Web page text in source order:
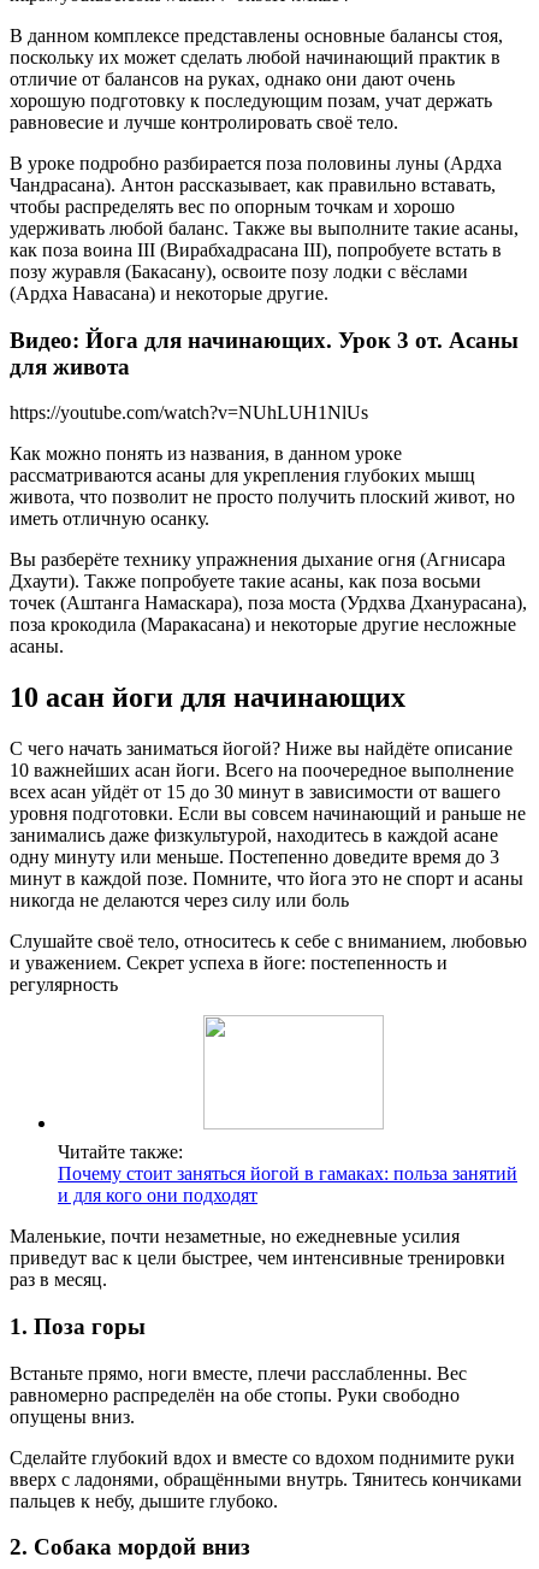
В данном комплексе представлены основные балансы стоя,
поскольку их может сделать любой начинающий практик в
отличие от балансов на руках, однако они дают очень
хорошую подготовку к последующим позам, учат держать
равновесие и лучше контролировать своё тело.
В уроке подробно разбирается поза половины луны (Ардха
Чандрасана). Антон рассказывает, как правильно вставать,
чтобы распределять вес по опорным точкам и хорошо
удерживать любой баланс. Также вы выполните такие асаны,
как поза воина III (Вирабхадрасана III), попробуете встать в
позу журавля (Бакасану), освоите позу лодки с вёслами
(Ардха Навасана) и некоторые другие.
Видео: Йога для начинающих. Урок 3 от. Асаны
для живота
https://youtube.com/watch?v=NUhLUH1NlUs
Как можно понять из названия, в данном уроке
рассматриваются асаны для укрепления глубоких мышц
живота, что позволит не просто получить плоский живот, но
иметь отличную осанку.
Вы разберёте технику упражнения дыхание огня (Агнисара
Дхаути). Также попробуете такие асаны, как поза восьми
точек (Аштанга Намаскара), поза моста (Урдхва Дханурасана),
поза крокодила (Маракасана) и некоторые другие несложные
асаны.
10 асан йоги для начинающих
С чего начать заниматься йогой? Ниже вы найдёте описание
10 важнейших асан йоги. Всего на поочередное выполнение
всех асан уйдёт от 15 до 30 минут в зависимости от вашего
уровня подготовки. Если вы совсем начинающий и раньше не
занимались даже физкультурой, находитесь в каждой асане
одну минуту или меньше. Постепенно доведите время до 3
минут в каждой позе. Помните, что йога это не спорт и асаны
никогда не делаются через силу или боль
Слушайте своё тело, относитесь к себе с вниманием, любовью
и уважением. Секрет успеха в йоге: постепенность и
регулярность
Читайте также:
Почему стоит заняться йогой в гамаках: польза занятий
и для кого они подходят
Маленькие, почти незаметные, но ежедневные усилия
приведут вас к цели быстрее, чем интенсивные тренировки
раз в месяц.
1. Поза горы
Встаньте прямо, ноги вместе, плечи расслабленны. Вес
равномерно распределён на обе стопы. Руки свободно
опущены вниз.
Сделайте глубокий вдох и вместе со вдохом поднимите руки
вверх с ладонями, обращёнными внутрь. Тянитесь кончиками
пальцев к небу, дышите глубоко.
2. Собака мордой вниз